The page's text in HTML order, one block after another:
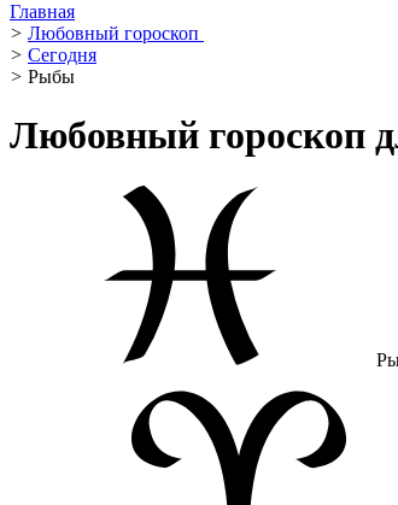
Главная
> Любовный гороскоп ️
> Сегодня
> Рыбы ️
Любовный гороскоп